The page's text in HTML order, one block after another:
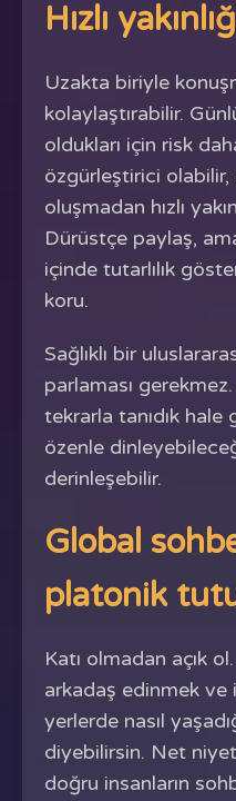
Hızlı
Uzakta biriyle
kolaylaştırabilir.
oldukları için risk
özgürleştirici
oluşmadan hızlı
Dürüstçe paylaş,
içinde tutarlılık
koru.
Sağlıklı bir
parlaması
tekrarla tanıdık
özenle
derinleşebilir.
Global
platonik
Katı olmadan açık
arkadaş edinmek ve
yerlerde nasıl
diyebilirsin. Net niyet
doğru insanların